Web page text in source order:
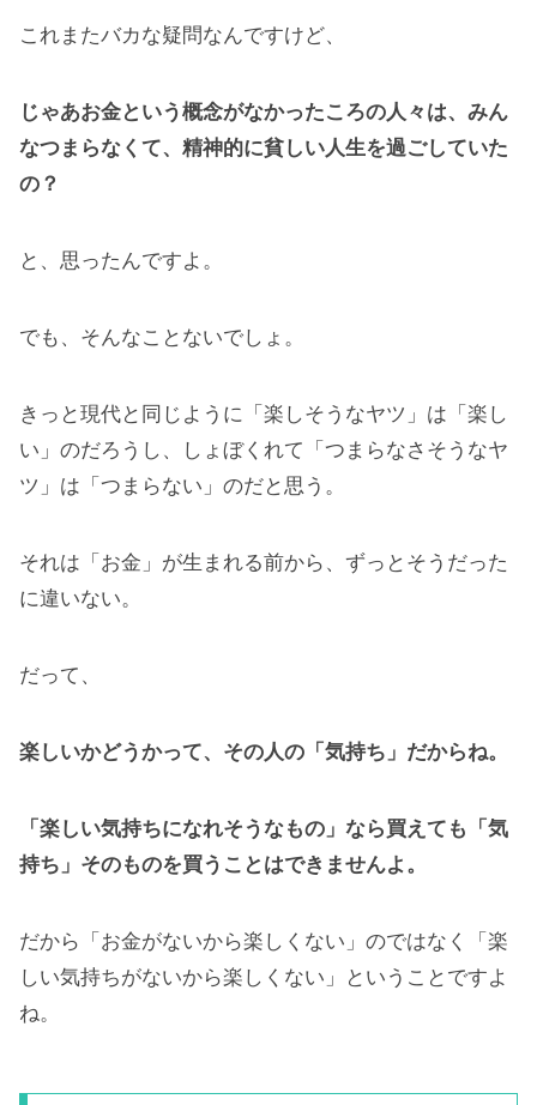
これまたバカな疑問なんですけど、
じゃあお金という概念がなかったころの人々は、みん
なつまらなくて、精神的に貧しい人生を過ごしていた
の？
と、思ったんですよ。
でも、そんなことないでしょ。
きっと現代と同じように「楽しそうなヤツ」は「楽し
い」のだろうし、しょぼくれて「つまらなさそうなヤ
ツ」は「つまらない」のだと思う。
それは「お金」が生まれる前から、ずっとそうだった
に違いない。
だって、
楽しいかどうかって、その人の「気持ち」だからね。
「楽しい気持ちになれそうなもの」なら買えても「気
持ち」そのものを買うことはできませんよ。
だから「お金がないから楽しくない」のではなく「楽
しい気持ちがないから楽しくない」ということですよ
ね。